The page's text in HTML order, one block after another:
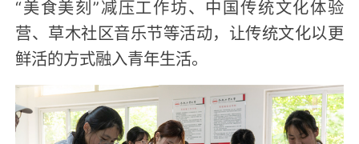
“美食美刻”减压工作坊、中国传统文化体验
营、草木社区音乐节等活动，让传统文化以更
鲜活的方式融入青年生活。